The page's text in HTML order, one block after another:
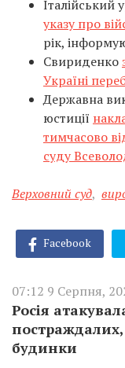
Італійський
указу про
рік,
Свириденко
Україні
Державна
юстиції
тимчасово
суду
Верховний суд,
Facebook
07:12 9 Серпня,
Росія
будинки